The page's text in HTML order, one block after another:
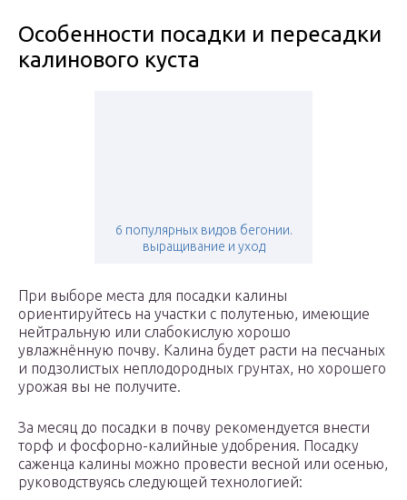
Особенности посадки и пересадки
калинового куста
6 популярных видов бегонии.
выращивание и уход
При выборе места для посадки калины
ориентируйтесь на участки с полутенью, имеющие
нейтральную или слабокислую хорошо
увлажнённую почву. Калина будет расти на песчаных
и подзолистых неплодородных грунтах, но хорошего
урожая вы не получите.
За месяц до посадки в почву рекомендуется внести
торф и фосфорно-калийные удобрения. Посадку
саженца калины можно провести весной или осенью,
руководствуясь следующей технологией: